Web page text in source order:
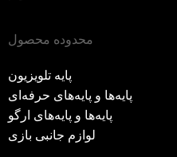
محدوده محصول
پایه تلویزیون
پایه‌ها و پایه‌های حرفه‌ای
پایه‌ها و پایه‌های ارگو
لوازم جانبی بازی